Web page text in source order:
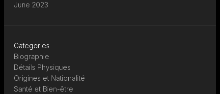
June 2023
Categories
Biographie
Détails Physiques
Origines et Nationalité
Santé et Bien-être